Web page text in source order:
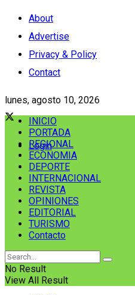
About
Advertise
Privacy & Policy
Contact
lunes, agosto 10, 2026
Login
INICIO
PORTADA
REGIONAL
ECONOMIA
DEPORTE
INTERNACIONAL
REVISTA
OPINIONES
EDITORIAL
TURISMO
Contacto
No Result
View All Result